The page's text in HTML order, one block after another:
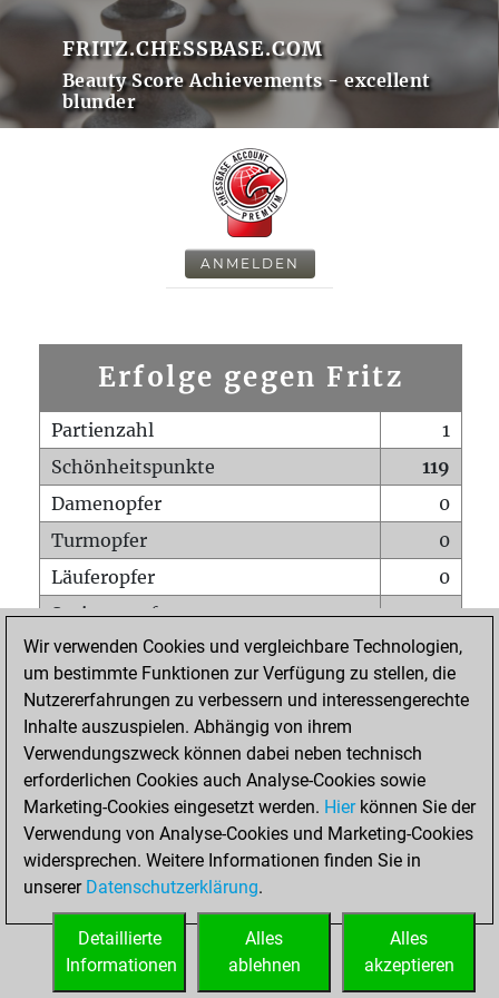
FRITZ.CHESSBASE.COM
Beauty Score Achievements - excellent
blunder
ANMELDEN
Erfolge gegen Fritz
Partienzahl
1
Schönheitspunkte
119
Damenopfer
0
Turmopfer
0
Läuferopfer
0
Springeropfer
0
Bauernopfer
0
Matt auf vollem Brett
0
Bauer setzt Matt
Erstickte Matts
Unterverwandlungen
0
Türme auf der siebten
0
STARTSEITE
Wir verwenden Cookies und vergleichbare Technologien,
um bestimmte Funktionen zur Verfügung zu stellen, die
Nutzererfahrungen zu verbessern und interessengerechte
Inhalte auszuspielen. Abhängig von ihrem
Verwendungszweck können dabei neben technisch
erforderlichen Cookies auch Analyse-Cookies sowie
Marketing-Cookies eingesetzt werden. Hierkönnen Sie der
Verwendung von Analyse-Cookies und Marketing-Cookies
widersprechen. Weitere Informationen finden Sie in
unserer Datenschutzerklärung.
Alles
akzeptieren
Alles
ablehnen
Detaillierte
Informationen